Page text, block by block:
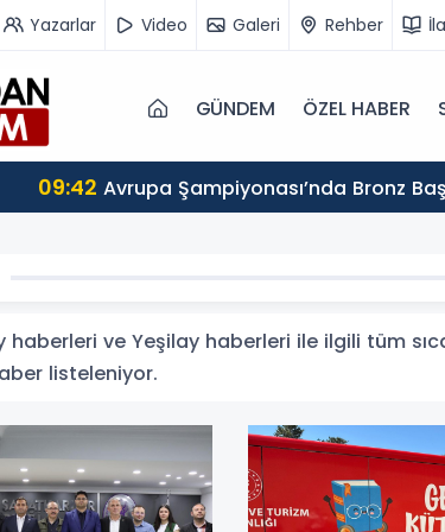
Yazarlar Video Galeri Rehber
GÜNDEM ÖZEL HABER
09:42 Avrupa Şampiyonası’nda Bronz
haberleri ve Yeşilay haberleri ile ilgili tüm
listeleniyor.